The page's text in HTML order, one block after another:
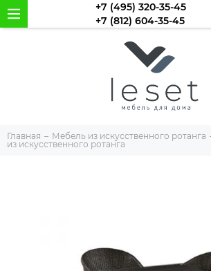
+7 (495) 320-35-45
+7 (812) 604-35-45
Главная Мебель из искусственного ротанга
из искусственного ротанга